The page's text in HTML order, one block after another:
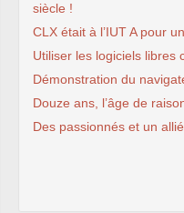
siècle !
CLX était à l’IUT A pour
Utiliser les logiciels libres
Démonstration du
Douze ans, l’âge de
Des passionnés et un